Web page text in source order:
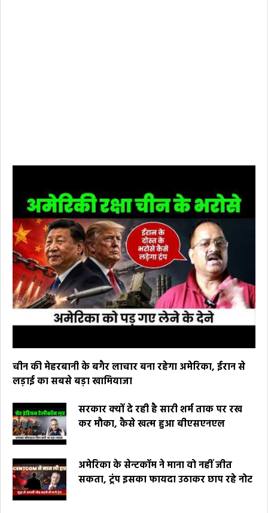
चीन की मेहरबानी के बगैर लाचार बना रहेगा अमेरिका, ईरान से
लड़ाई का सबसे बड़ा खामियाजा
सरकार क्यों दे रही है सारी शर्म ताक पर रख
कर मौका, कैसे खत्म हुआ बीएसएनएल
अमेरिका के सेन्टकॉम ने माना वो नहीं जीत
सकता, ट्रंप इसका फायदा उठाकर छाप रहे नोट